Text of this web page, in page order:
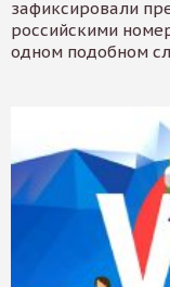
зафиксировали
российскими
одном подобном